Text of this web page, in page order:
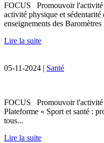
FOCUS Promouvoir
activité physique et sédentarité
enseignements des
Lire la suite
05-11-2024 | Santé
FOCUS Promouvoir l'activité
Plateforme « Sport et santé :
tous...
Lire la suite